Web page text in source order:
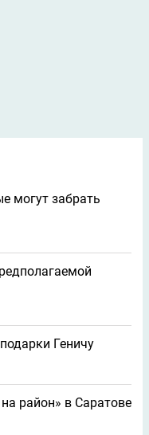
могут забрать
Геничу
район» в Саратове